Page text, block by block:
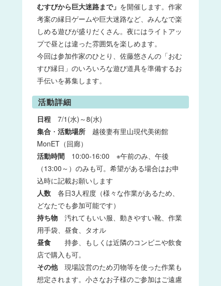
むすびから巨大迷路まで」 を開催します。作家
考案の縁日ゲームや巨大迷路など、みんなで楽
しめる遊びが盛りだくさん。夜にはライトアッ
プで昼とは違った雰囲気を楽しめます。
今回は参加作家のひとり、佐藤悠さんの「おむ
すび縁日」のいろいろな遊び道具を準備するお
手伝いを募集します。
活動詳細
日程7/1(水)～8(水)
集合・ 活動場所越後妻有里山現代美術館
MonET（回廊）
活動時間10:00-16:00 ※午前のみ、午後
（13:00～）のみも可。希望がある場合はお申
込時に記載お願いします
人数各日3人程度（様々な作業があるため、
どなたでも参加可能です）
持ち物汚れてもいい服、動きやすい靴、作業
用手袋、昼食、タオル
昼食持参、もしくは近隣のコンビニや飲食
店で購入も可。
その他現場設営のため刃物等を使った作業も
想定されます。小さなお子様のご参加はご遠慮